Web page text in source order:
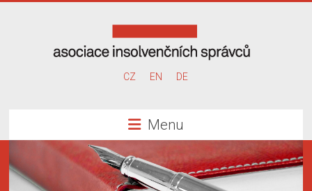
správců
CZ EN DE
Menu